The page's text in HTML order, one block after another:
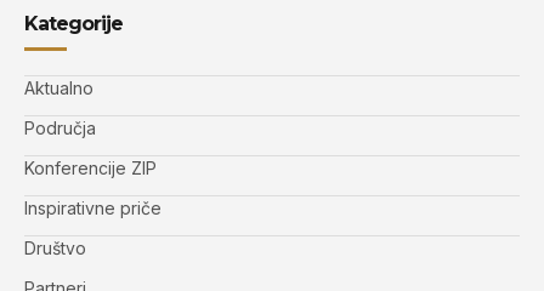
Kategorije
Aktualno
Područja
Konferencije ZIP
Inspirativne priče
Društvo